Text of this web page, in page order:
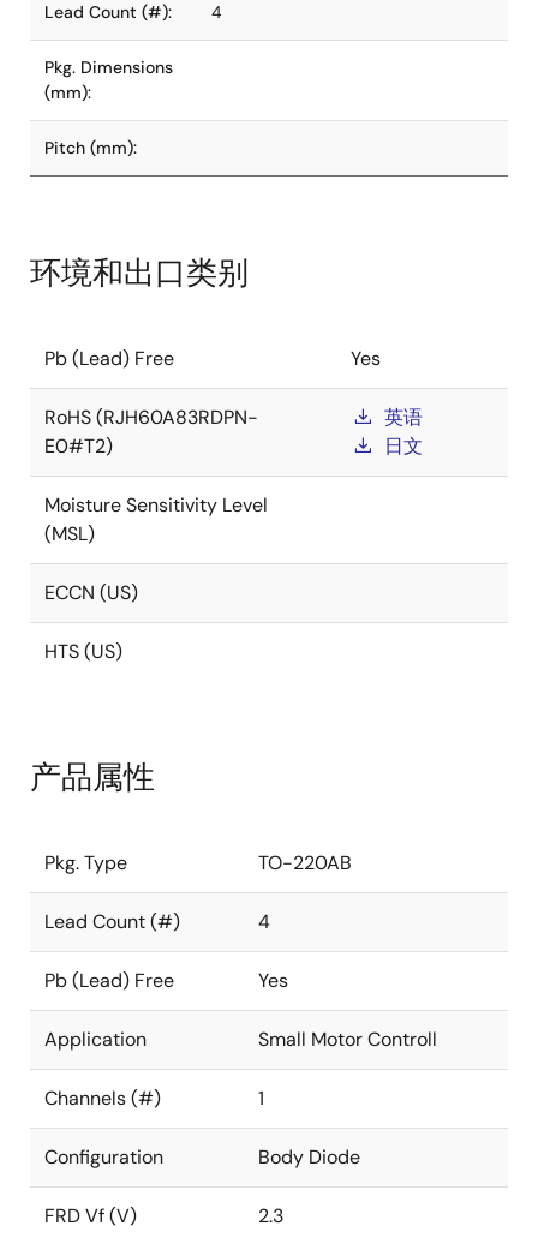
Lead Count (#): 4
Pkg. Dimensions
(mm):
Pitch (mm):
环境和出口类别
Pb (Lead) Free Yes
RoHS (RJH60A83RDPN-
E0#T2)
英语
日文
Moisture Sensitivity Level
(MSL)
ECCN (US)
HTS (US)
产品属性
Pkg. Type TO-220AB
Lead Count (#) 4
Pb (Lead) Free Yes
Application Small Motor Controll
Channels (#) 1
Configuration Body Diode
FRD Vf (V) 2.3